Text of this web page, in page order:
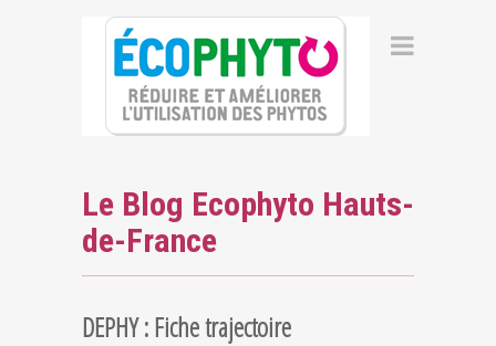
Le Blog Ecophyto Hauts-
de-France
DEPHY : Fiche trajectoire